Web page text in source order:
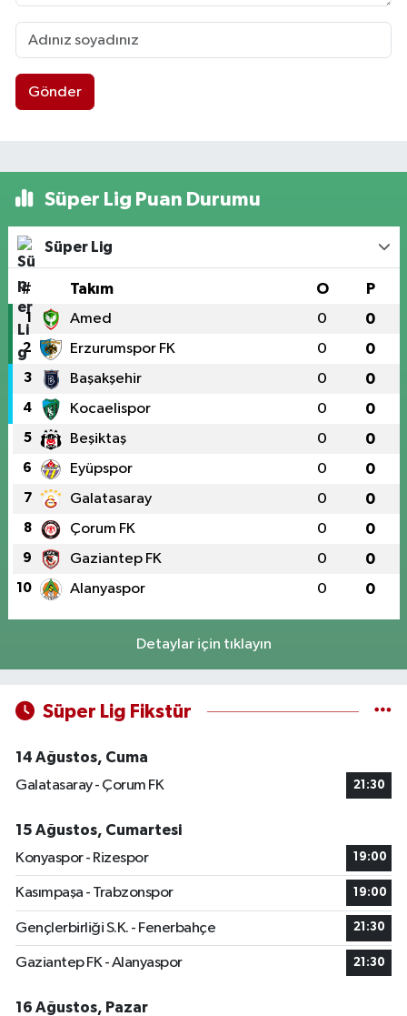
Gönder
Süper Lig Puan Durumu
Süper Lig
# Takım O P
1 Amed 0 0
2 Erzurumspor FK 0 0
3 Başakşehir 0 0
4 Kocaelispor 0 0
5 Beşiktaş 0 0
6 Eyüpspor 0 0
7 Galatasaray 0 0
8 Çorum FK 0 0
9 Gaziantep FK 0 0
10 Alanyaspor 0 0
Detaylar için tıklayın
Süper Lig Fikstür
14 Ağustos, Cuma
Galatasaray - Çorum FK
21:30
15 Ağustos, Cumartesi
Konyaspor - Rizespor
19:00
Kasımpaşa - Trabzonspor 19:00
Gençlerbirliği S.K. - Fenerbahçe 21:30
Gaziantep FK - Alanyaspor 21:30
16 Ağustos, Pazar